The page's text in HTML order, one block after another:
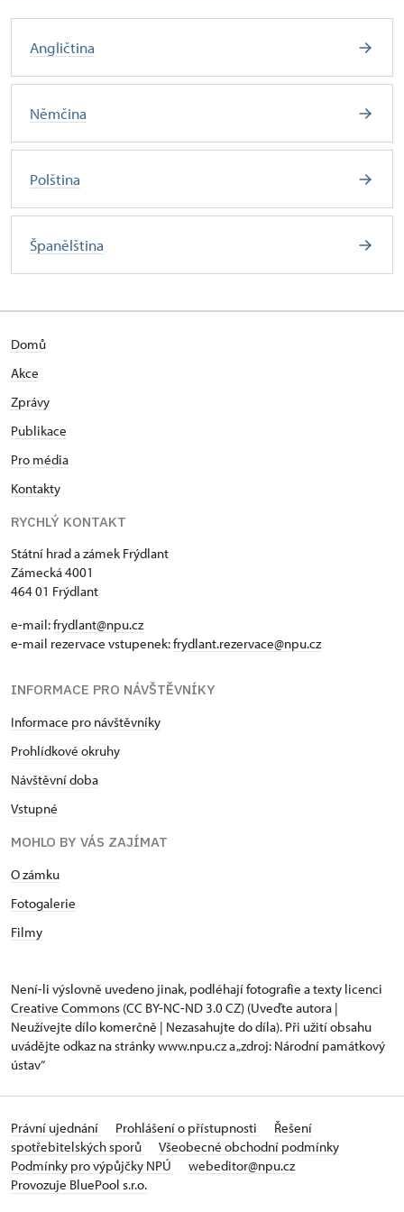
Angličtina
Němčina
Polština
Španělština
Domů
Akce
Zprávy
Publikace
Pro média
Kontakty
RYCHLÝ KONTAKT
Státní hrad a zámek Frýdlant
Zámecká 4001
464 01 Frýdlant
e-mail:frydlant@npu.cz
e-mail rezervace vstupenek:frydlant.rezervace@npu.cz
INFORMACE PRO NÁVŠTĚVNÍKY
Informace pro návštěvníky
Prohlídkové okruhy
Návštěvní doba
Vstupné
MOHLO BY VÁS ZAJÍMAT
O zámku
Fotogalerie
Filmy
Není-li výslovně uvedeno jinak, podléhají fotografie a texty licenci
Creative Commons (CC BY-NC-ND 3.0 CZ) (Uveďte autora |
Neužívejte dílo komerčně | Nezasahujte do díla). Při užití obsahu
uvádějte odkaz na stránky www.npu.cz a „zdroj: Národní památkový
ústav“
Právní ujednání Prohlášení o přístupnosti
Řešení
spotřebitelských sporů
Všeobecné obchodní podmínky
Podmínky pro výpůjčky NPÚ
webeditor@npu.cz
Provozuje BluePool s.r.o.